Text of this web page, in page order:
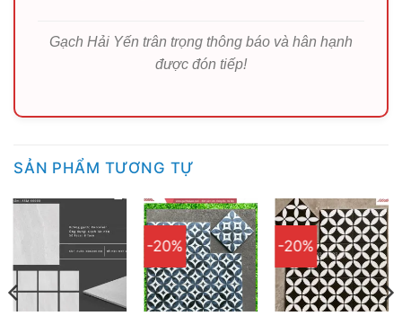
Gạch Hải Yến trân trọng thông báo và hân hạnh
được đón tiếp!
SẢN PHẨM TƯƠNG TỰ
-20% -20%